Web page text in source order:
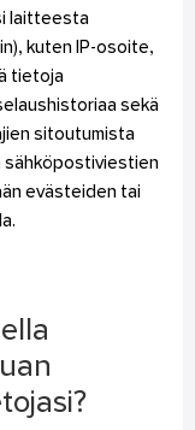
laitteesta
kuten IP-osoite,
tietoja
sekä
sitoutumista
sähköpostiviestien
evästeiden tai